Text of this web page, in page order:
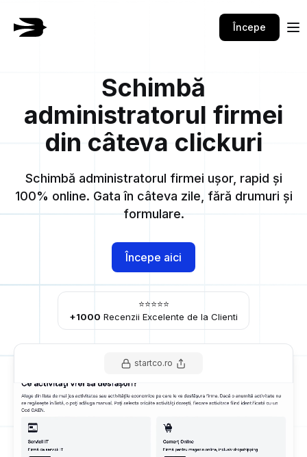
Începe
Schimbă
administratorul firmei
din câteva clickuri
Schimbă administratorul firmei ușor, rapid și
100% online. Gata în câteva zile, fără drumuri și
formulare.
Începe aici
⭐⭐⭐⭐⭐
+1000 Recenzii Excelente de la Clienti
startco.ro